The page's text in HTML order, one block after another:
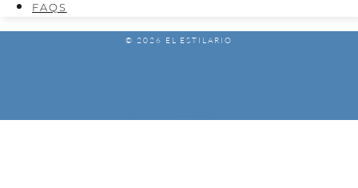
FAQS
© 2026 EL ESTILARIO